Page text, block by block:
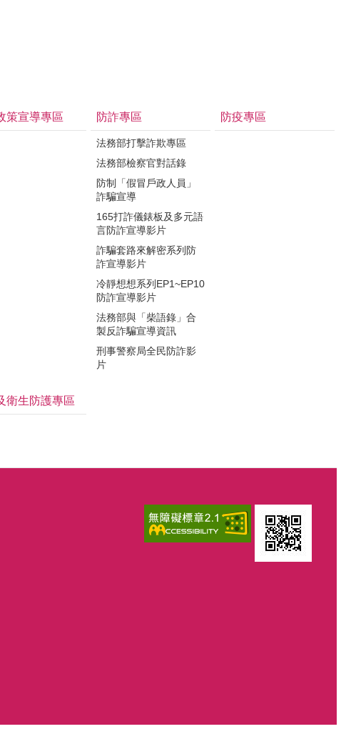
策宣導專區 防詐專區
法務部打擊詐欺專區
法務部檢察官對話錄
防制「假冒戶政人員」
詐騙宣導
165打詐儀錶板及多元語
言防詐宣導影片
詐騙套路來解密系列防
詐宣導影片
冷靜想想系列EP1~EP10
防詐宣導影片
法務部與「柴語錄」合
製反詐騙宣導資訊
刑事警察局全民防詐影
片
防疫專區
衛生防護專區